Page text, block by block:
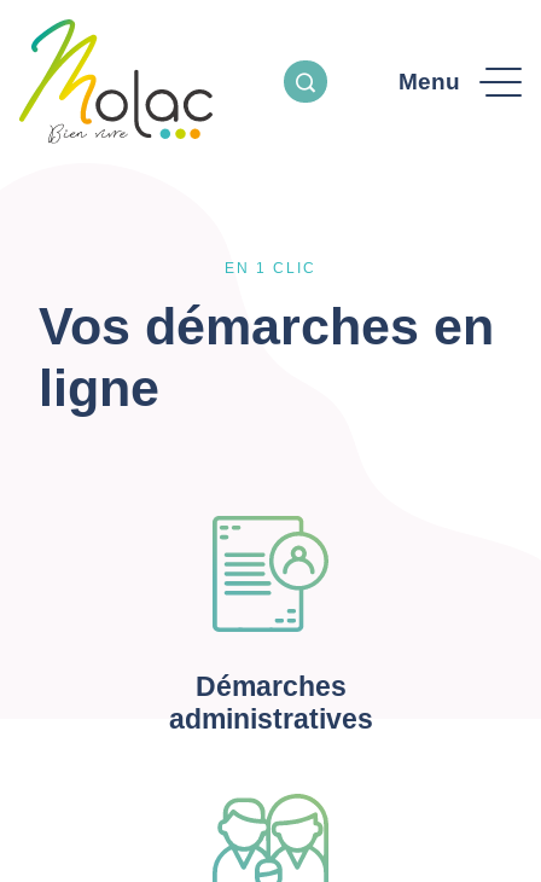
Menu
EN 1 CLIC
Vos démarches en
ligne
Démarches
administratives